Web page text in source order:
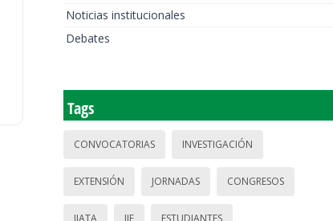
Noticias institucionales
Debates
Tags
CONVOCATORIAS INVESTIGACIÓN
EXTENSIÓN JORNADAS CONGRESOS